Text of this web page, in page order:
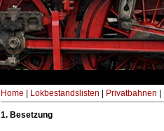
Home Lokbestandslisten Privatbahnen
1. Besetzung